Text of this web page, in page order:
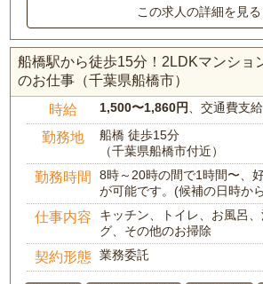
この求人の詳細を見る
船橋駅から徒歩15分！2LDKマンショ
のお仕事（千葉県船橋市）
時給 1,500〜1,860円 、交通費支
勤務地
船橋 徒歩15分
（千葉県船橋市付近）
勤務時間
8時～20時の間で1時間〜、
が可能です。(候補の日時か
仕事内容
キッチン、トイレ、お風呂
グ、その他のお掃除
契約形態 業務委託